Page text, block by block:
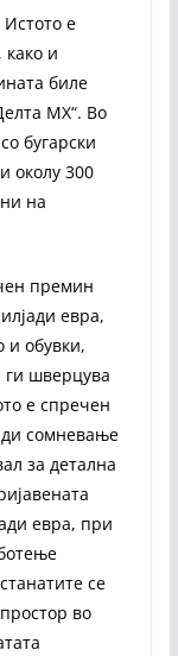
е
и
биле
МХ“. Во
бугарски
околу 300
на
премин
евра,
и обувки,
шверцува
е спречен
сомневање
за детална
евра, при
се
во